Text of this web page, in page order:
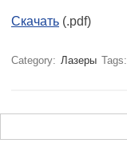
Cкачать (.pdf)
Category: Лазеры Tags:
for: